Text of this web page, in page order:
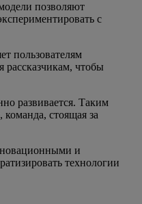
позволяют
с
пользователям
рассказчикам, чтобы
развивается. Таким
стоящая за
и
технологии